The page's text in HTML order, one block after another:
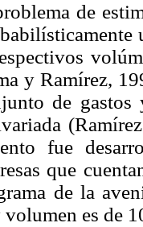
de
y Ramírez,
de
fue
que
de la
es de